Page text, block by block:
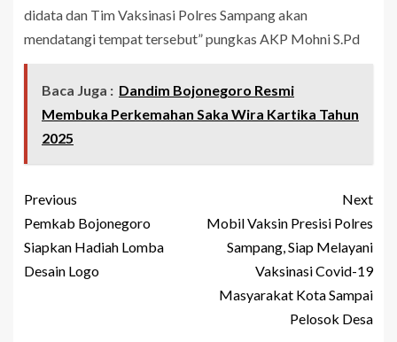
didata dan Tim Vaksinasi Polres Sampang akan
mendatangi tempat tersebut” pungkas AKP Mohni S.Pd
Baca Juga : Dandim Bojonegoro Resmi
Membuka Perkemahan Saka Wira Kartika Tahun
2025
Previous
Pemkab Bojonegoro
Siapkan Hadiah Lomba
Desain Logo
Next
Mobil Vaksin Presisi Polres
Sampang, Siap Melayani
Vaksinasi Covid-19
Masyarakat Kota Sampai
Pelosok Desa